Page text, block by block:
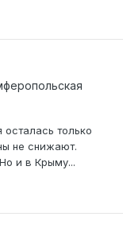
осталась только
не снижают.
и в Крыму...